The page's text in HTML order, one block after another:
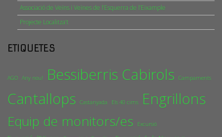
Associació de Veïns i Veïnes de l’Esquerra de l’Eixample
Projecte Localitza’t
ETIQUETES
AGO Any nou! Bessiberris Cabirols Campaments
Cantallops Castanyada Els 40 cims Engrillons
Equip de monitors/es Excursió